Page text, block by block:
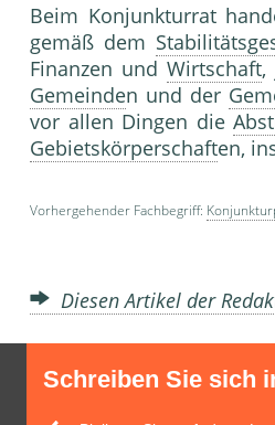
Beim Konjunkturrat
gemäß dem
Finanzen und Wirtschaft,
Gemeinden und der
vor allen Dingen die
Gebietskörperschaften,
Vorhergehender Fachbegriff:
Diesen Artikel der
Schreiben Sie sich